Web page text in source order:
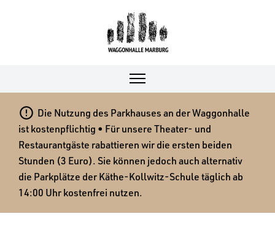
 Die Nutzung des Parkhauses an der Waggonhalle
ist kostenpflichtig • Für unsere Theater- und
Restaurantgäste rabattieren wir die ersten beiden
Stunden (3 Euro). Sie können jedoch auch alternativ
die Parkplätze der Käthe-Kollwitz-Schule täglich ab
14:00 Uhr kostenfrei nutzen.